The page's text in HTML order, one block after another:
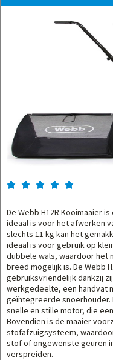
    
De Webb H12R Kooimaaier
ideaal is voor het afwerken
slechts 11 kg kan het
ideaal is voor gebruik op
dubbele wals, waardoor het
breed mogelijk is. De Webb
gebruiksvriendelijk dankzij
werkgedeelte, een handvat
geïntegreerde snoerhouder.
snelle en stille motor, die
Bovendien is de maaier
stofafzuigsysteem,
stof of ongewenste geuren
verspreiden.